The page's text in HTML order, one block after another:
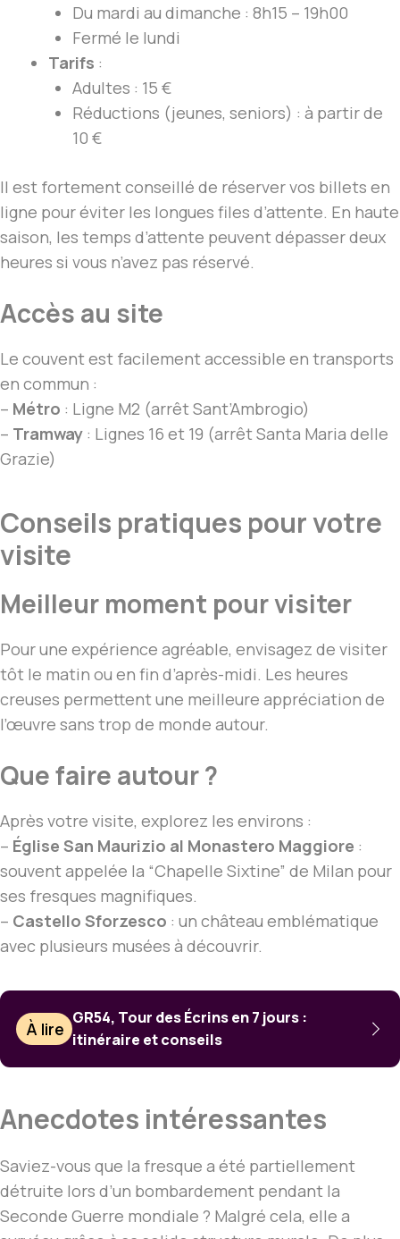
Du mardi au dimanche : 8h15 – 19h00
Fermé le lundi
Tarifs :
Adultes : 15 €
Réductions (jeunes, seniors) : à partir de
10 €
Il est fortement conseillé de réserver vos billets en
ligne pour éviter les longues files d’attente. En haute
saison, les temps d’attente peuvent dépasser deux
heures si vous n’avez pas réservé.
Accès au site
Le couvent est facilement accessible en transports
en commun :
– Métro : Ligne M2 (arrêt Sant’Ambrogio)
– Tramway : Lignes 16 et 19 (arrêt Santa Maria delle
Grazie)
Conseils pratiques pour votre
visite
Meilleur moment pour visiter
Pour une expérience agréable, envisagez de visiter
tôt le matin ou en fin d’après-midi. Les heures
creuses permettent une meilleure appréciation de
l’œuvre sans trop de monde autour.
Que faire autour ?
Après votre visite, explorez les environs :
– Église San Maurizio al Monastero Maggiore :
souvent appelée la “Chapelle Sixtine” de Milan pour
ses fresques magnifiques.
– Castello Sforzesco : un château emblématique
avec plusieurs musées à découvrir.
À lire
GR54, Tour des Écrins en 7 jours :
itinéraire et conseils
Anecdotes intéressantes
Saviez-vous que la fresque a été partiellement
détruite lors d’un bombardement pendant la
Seconde Guerre mondiale ? Malgré cela, elle a